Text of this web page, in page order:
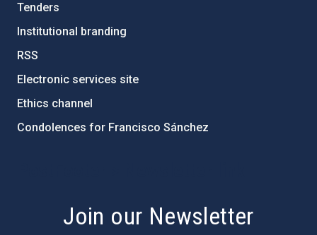
Tenders
Institutional branding
RSS
Electronic services site
Ethics channel
Condolences for Francisco Sánchez
Join our Newsletter